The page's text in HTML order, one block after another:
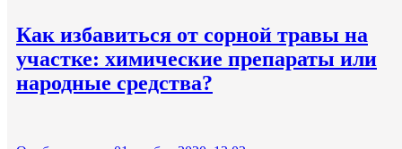
Как избавиться от сорной травы на
участке: химические препараты или
народные средства?